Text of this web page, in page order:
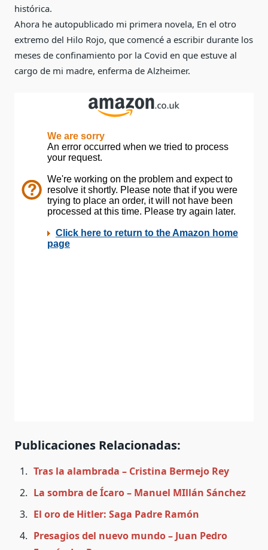
histórica.
Ahora he autopublicado mi primera novela, En el otro
extremo del Hilo Rojo, que comencé a escribir durante los
meses de confinamiento por la Covid en que estuve al
cargo de mi madre, enferma de Alzheimer.
Publicaciones Relacionadas:
Tras la alambrada – Cristina Bermejo Rey
La sombra de Ícaro – Manuel MIllán Sánchez
El oro de Hitler: Saga Padre Ramón
Presagios del nuevo mundo – Juan Pedro